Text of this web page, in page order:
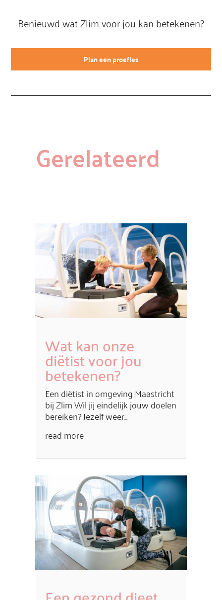
Benieuwd wat Zlim voor jou kan betekenen?
Plan een proefles
Gerelateerd
Wat kan onze
diëtist voor jou
betekenen?
Een diëtist in omgeving Maastricht
bij Zlim Wil jij eindelijk jouw doelen
bereiken? Jezelf weer...
read more